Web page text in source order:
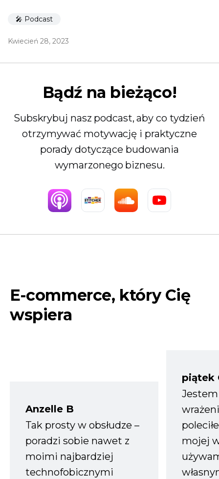
🎤 Podcast
Kwiecień 28, 2023
Bądź na bieżąco!
Subskrybuj nasz podcast, aby co tydzień
otrzymywać motywację i praktyczne
porady dotyczące budowania
wymarzonego biznesu.
E-commerce, który Cię
wspiera
Anzelle B
Tak prosty w obsłudze –
poradzi sobie nawet z
moimi najbardziej
technofobicznymi
piątek
mojej